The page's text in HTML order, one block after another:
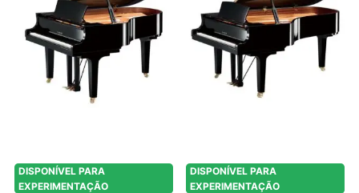
DISPONÍVEL PARA
EXPERIMENTAÇÃO
DISPONÍVEL PARA
EXPERIMENTAÇÃO